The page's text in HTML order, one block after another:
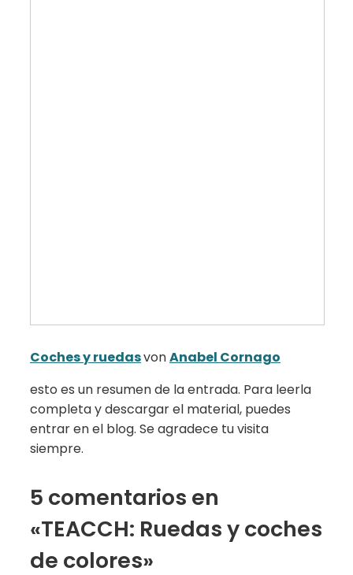
Coches y ruedasvonAnabel Cornago
esto es un resumen de la entrada. Para leerla
completa y descargar el material, puedes
entrar en el blog. Se agradece tu visita
siempre.
5 comentarios en
«TEACCH: Ruedas y coches
de colores»